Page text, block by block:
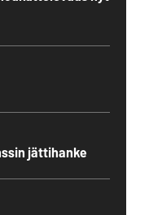
jättihanke